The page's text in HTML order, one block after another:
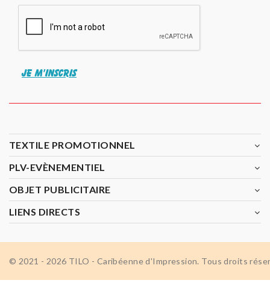
JE M'INSCRIS
TEXTILE PROMOTIONNEL
PLV-EVÈNEMENTIEL
OBJET PUBLICITAIRE
LIENS DIRECTS
© 2021 - 2026 TILO - Caribéenne d'Impression. Tous droits